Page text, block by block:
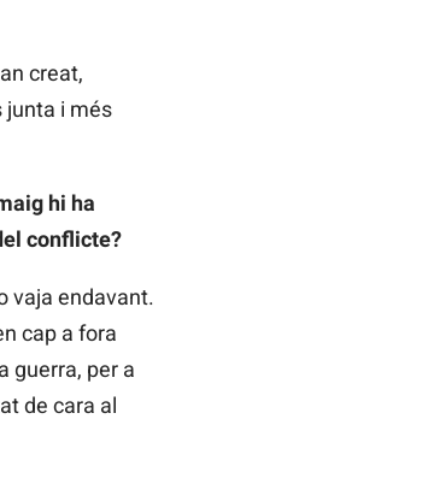
creat,
junta i més
hi ha
conflicte?
vaja endavant.
cap a fora
guerra, per a
de cara al